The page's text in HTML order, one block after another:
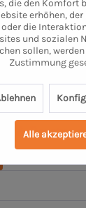
DIREKT
& Beratung
die den Komfort
erhöhen,
oder die
und sozialen
sollen,
Zustimmung
Alle